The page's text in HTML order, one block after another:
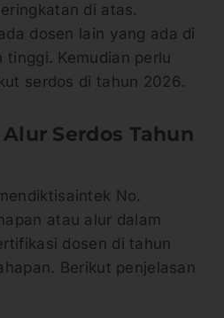
di atas.
dosen lain yang ada di
tinggi. Kemudian perlu
serdos di tahun 2026.
Serdos Tahun
No.
atau alur dalam
dosen di tahun
Berikut penjelasan